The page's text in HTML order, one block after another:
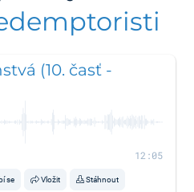
(10. časť -
12:05
se Vložit Stáhnout